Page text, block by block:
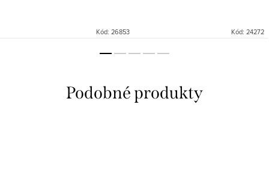
Zlacený základ...Kód: 26853
výjimečné chvíle...Kód: 24272